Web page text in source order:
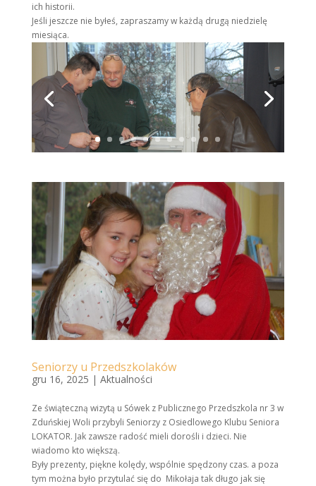
ich historii.
Jeśli jeszcze nie byłeś, zapraszamy w każdą drugą niedzielę
miesiąca.
Seniorzy u Przedszkolaków
gru 16, 2025 | Aktualności
Ze świąteczną wizytą u Sówek z Publicznego Przedszkola nr 3 w
Zduńskiej Woli przybyli Seniorzy z Osiedlowego Klubu Seniora
LOKATOR. Jak zawsze radość mieli dorośli i dzieci. Nie
wiadomo kto większą.
Były prezenty, piękne kolędy, wspólnie spędzony czas. a poza
tym można było przytulać się do Mikołaja tak długo jak się